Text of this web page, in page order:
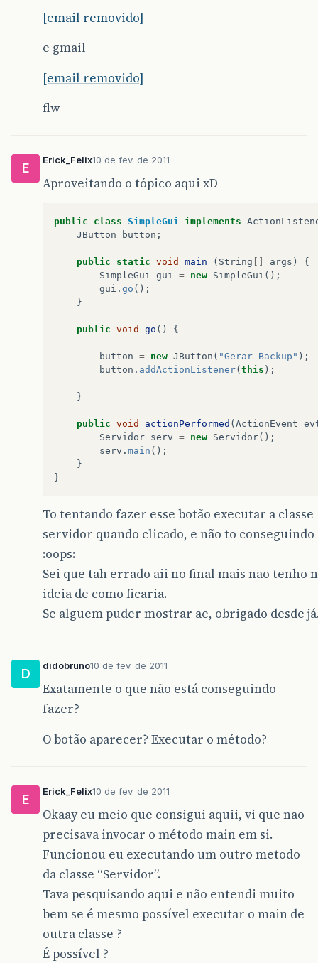
[email removido]
e gmail
[email removido]
flw
E
Erick_Felix10 de fev. de 2011
Aproveitando o tópico aqui xD
public class SimpleGui implements
JButton
button ;
public static void main ( String args )
{
SimpleGui gui = new SimpleGui ();
gui . go ();
}
public void go () {
button = new JButton ( "Gerar Backup" );
button . addActionListener( this );
}
public void actionPerformed ( ActionEvent
Servidor serv = new Servidor();
serv . main ();
}
}
To tentando fazer esse botão executar a classe
servidor quando clicado, e não to
:oops:
Sei que tah errado aii no final mais nao tenho
ideia de como ficaria.
Se alguem puder mostrar ae, obrigado desde
D
didobruno10 de fev. de 2011
Exatamente o que não está conseguindo
fazer?
O botão aparecer? Executar o método?
E
Erick_Felix10 de fev. de 2011
Okaay eu meio que consigui aquii, vi que nao
precisava invocar o método main em si.
Funcionou eu executando um outro metodo
da classe “Servidor”.
Tava pesquisando aqui e não entendi muito
bem se é mesmo possível executar o main de
outra classe ?
É possível ?